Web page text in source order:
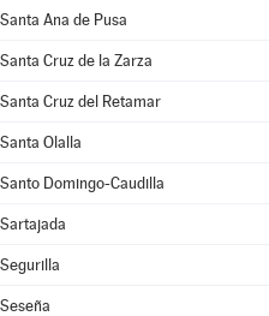
Santa Ana de Pusa
Santa Cruz de la Zarza
Santa Cruz del Retamar
Santa Olalla
Santo Domingo-Caudilla
Sartajada
Segurilla
Seseña